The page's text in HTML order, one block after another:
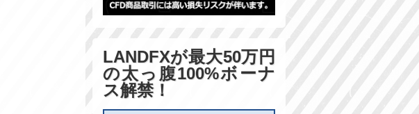
LANDFXが最大50万円
の太っ腹100%ボーナ
ス解禁！